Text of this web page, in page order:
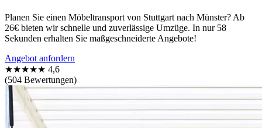
Planen Sie einen Möbeltransport von Stuttgart nach Münster? Ab
26€ bieten wir schnelle und zuverlässige Umzüge. In nur 58
Sekunden erhalten Sie maßgeschneiderte Angebote!
Angebot anfordern
★★★★★ 4,6
(504 Bewertungen)